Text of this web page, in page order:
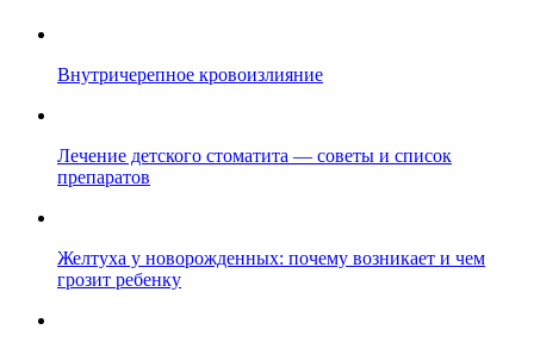
Внутричерепное кровоизлияние
Лечение детского стоматита — советы и список
препаратов
Желтуха у новорожденных: почему возникает и чем
грозит ребенку